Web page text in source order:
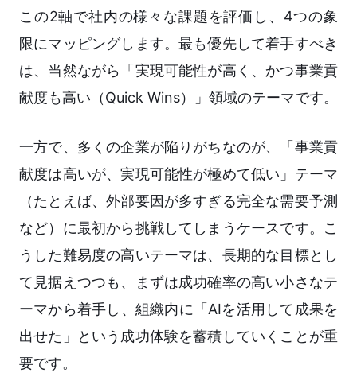
この2軸で社内の様々な課題を評価し、4つの象
限にマッピングします。最も優先して着手すべき
は、当然ながら「実現可能性が高く、かつ事業貢
献度も高い（Quick Wins）」領域のテーマです。
一方で、多くの企業が陥りがちなのが、「事業貢
献度は高いが、実現可能性が極めて低い」テーマ
（たとえば、外部要因が多すぎる完全な需要予測
など）に最初から挑戦してしまうケースです。こ
うした難易度の高いテーマは、長期的な目標とし
て見据えつつも、まずは成功確率の高い小さなテ
ーマから着手し、組織内に「AIを活用して成果を
出せた」という成功体験を蓄積していくことが重
要です。